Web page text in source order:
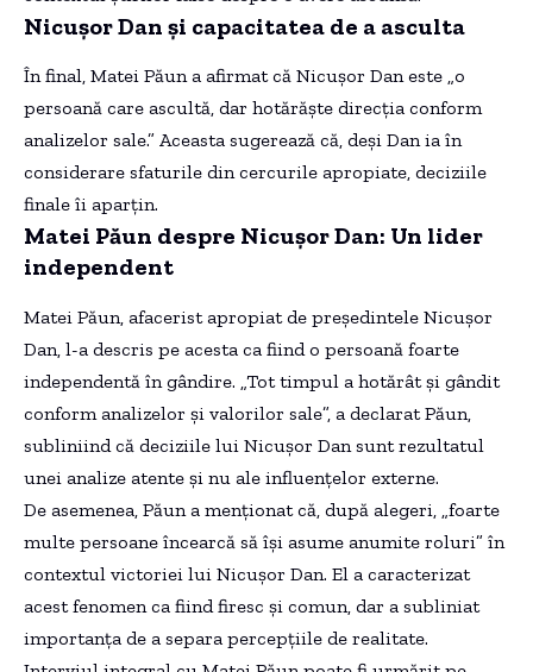
Nicușor Dan și capacitatea de a asculta
În final, Matei Păun a afirmat că Nicușor Dan este „o
persoană care ascultă, dar hotărăște direcția conform
analizelor sale.” Aceasta sugerează că, deși Dan ia în
considerare sfaturile din cercurile apropiate, deciziile
finale îi aparțin.
Matei Păun despre Nicușor Dan: Un lider
independent
Matei Păun, afacerist apropiat de președintele Nicușor
Dan, l-a descris pe acesta ca fiind o persoană foarte
independentă în gândire. „Tot timpul a hotărât și gândit
conform analizelor și valorilor sale”, a declarat Păun,
subliniind că deciziile lui Nicușor Dan sunt rezultatul
unei analize atente și nu ale influențelor externe.
De asemenea, Păun a menționat că, după alegeri, „foarte
multe persoane încearcă să își asume anumite roluri” în
contextul victoriei lui Nicușor Dan. El a caracterizat
acest fenomen ca fiind firesc și comun, dar a subliniat
importanța de a separa percepțiile de realitate.